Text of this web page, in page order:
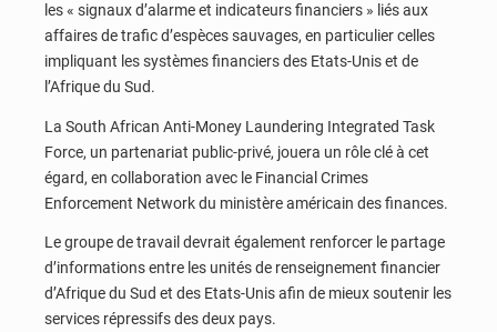
les « signaux d’alarme et indicateurs financiers » liés aux
affaires de trafic d’espèces sauvages, en particulier celles
impliquant les systèmes financiers des Etats-Unis et de
l’Afrique du Sud.
La South African Anti-Money Laundering Integrated Task
Force, un partenariat public-privé, jouera un rôle clé à cet
égard, en collaboration avec le Financial Crimes
Enforcement Network du ministère américain des finances.
Le groupe de travail devrait également renforcer le partage
d’informations entre les unités de renseignement financier
d’Afrique du Sud et des Etats-Unis afin de mieux soutenir les
services répressifs des deux pays.